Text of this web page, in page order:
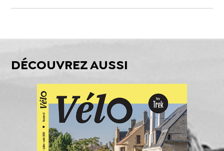
DÉCOUVREZ AUSSI